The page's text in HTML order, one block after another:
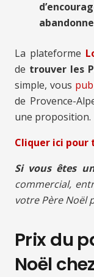
La plateforme
de trouver les
simple, vous
de Provence-
une proposition.
Cliquer ici pour
Si vous êtes
commercial,
votre Père Noël
Prix du
Noël